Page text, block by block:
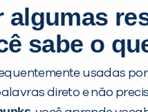
sabe o
usadas
direto e não